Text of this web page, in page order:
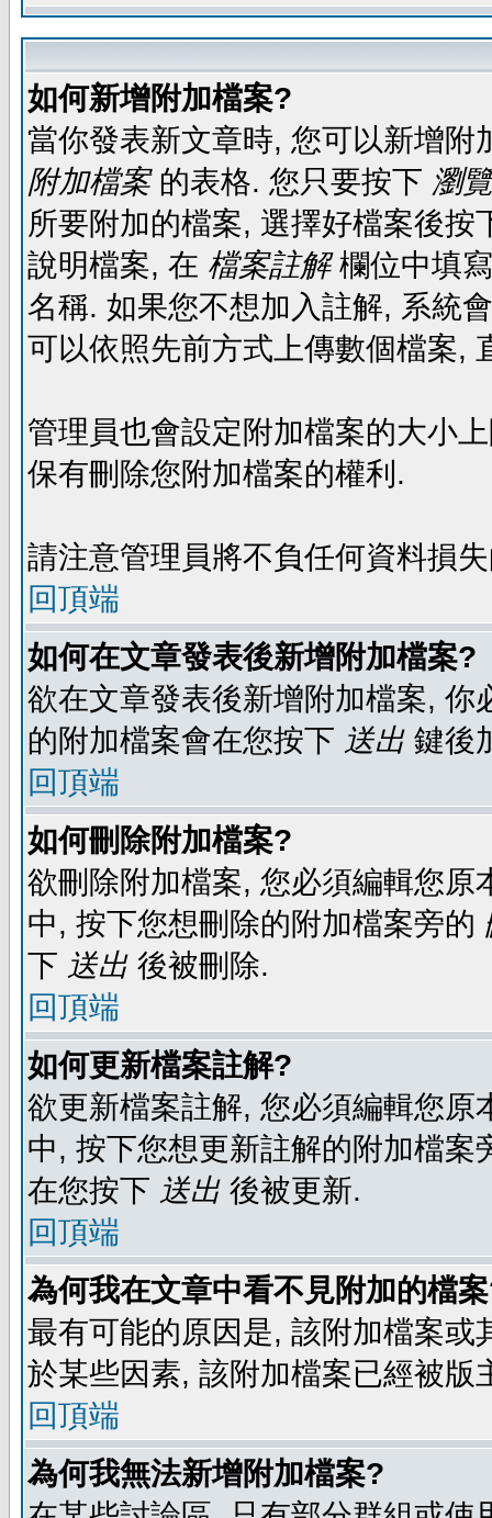
如何新增附加檔案?
當你發表新文章時, 您可以新增
附加檔案的表格. 您只要按下 瀏
所要附加的檔案, 選擇好檔案後
說明檔案, 在 檔案註解欄位中填
名稱. 如果您不想加入註解, 系統
可以依照先前方式上傳數個檔案,
管理員也會設定附加檔案的大小
保有刪除您附加檔案的權利.
請注意管理員將不負任何資料損
回頂端
如何在文章發表後新增附加檔案?
欲在文章發表後新增附加檔案,
的附加檔案會在您按下 送出 鍵後
回頂端
如何刪除附加檔案?
欲刪除附加檔案, 您必須編輯您
中, 按下您想刪除的附加檔案旁的
下 送出 後被刪除.
回頂端
如何更新檔案註解?
欲更新檔案註解, 您必須編輯您
中, 按下您想更新註解的附加檔案
在您按下 送出 後被更新.
回頂端
為何我在文章中看不見附加的檔
最有可能的原因是, 該附加檔案
於某些因素, 該附加檔案已經被版
回頂端
為何我無法新增附加檔案?